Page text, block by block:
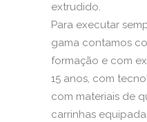
extrudido.
Para executar
gama contamos
formação e com
15 anos, com
com materiais de
carrinhas